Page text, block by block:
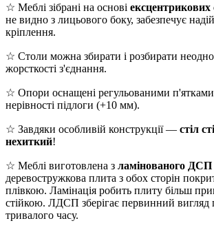
☆ Меблі зібрані на основі
не видно з лицьового боку, забезпечує
кріплення.
☆ Столи можна збирати і розбирати
жорсткості з'єднання.
☆ Опори оснащені регульованими п'ятками
нерівності підлоги (+10 мм).
☆ Завдяки особливій конструкції — стіл
нехиткий!
☆ Меблі виготовлена з ламінованого ДСП
деревостружкова плита з обох сторін
плівкою. Ламінація робить плиту більш
стійкою. ЛДСП зберігає первинний вигляд
тривалого часу.